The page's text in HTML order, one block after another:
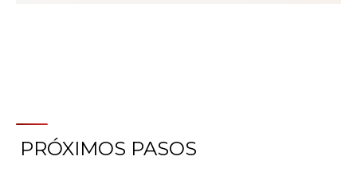
Acerca del Sistema de
PRÓXIMOS PASOS